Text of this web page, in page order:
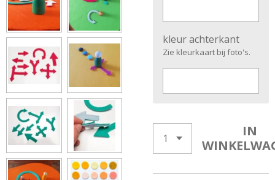
kleur achterkant
Zie kleurkaart bij foto's.
IN